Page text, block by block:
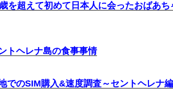
を超えて初めて日本人に会ったおばあち
トヘレナ島の食事事情
でのSIM購入&速度調査～セントヘレナ